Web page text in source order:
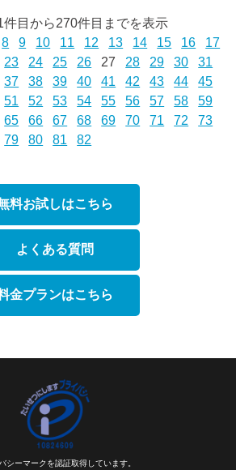
目から270件目までを表示
8 9 10 11 12 13 14 15 16
17
23 24 25 26 27 28 29 30
31
37 38 39 40 41 42 43 44
45
51 52 53 54 55 56 57 58
59
65 66 67 68 69 70 71 72
73
79 80 81 82
料お試しはこちら
よくある質問
金プランはこちら
シーマークを認証取得しています。